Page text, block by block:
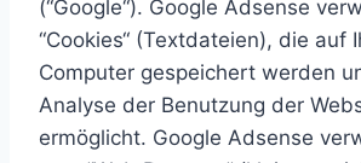
(“Google“). Google Adsense
“Cookies“ (Textdateien), die auf
Computer gespeichert werden
Analyse der Benutzung der
ermöglicht. Google Adsense